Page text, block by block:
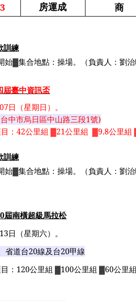
房運成 商
訓練
始▓集合地點：操場。（負責人：劉治
屆臺中資訊盃
07日 （星期日）。
台中市烏日區中山路三段1號)
： 42公里組 ▓21公里組 ▓9.8公里組
訓練
始▓集合地點：操場。（負責人：劉治
屆南橫超級馬拉松
13日 （星期六）。
省道台20線及台20甲線
： 120公里組 ▓100公里組 ▓60公里組